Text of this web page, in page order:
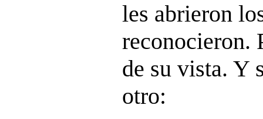
les abrieron
reconocieron.
de su vista. Y
otro: